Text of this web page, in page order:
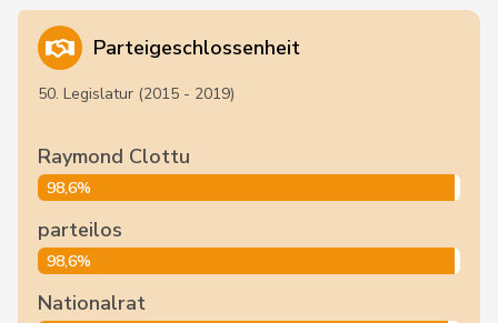
Parteigeschlossenheit
50. Legislatur (2015 - 2019)
Raymond Clottu
98,6%
parteilos
98,6%
Nationalrat